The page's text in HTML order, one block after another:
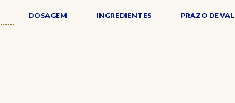
DOSAGEM INGREDIENTES PRAZO DE